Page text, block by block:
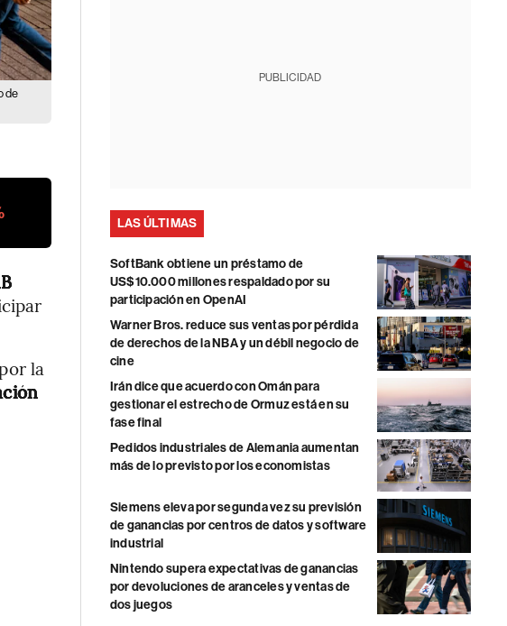
de
la
PUBLICIDAD
LAS ÚLTIMAS
SoftBank obtiene un préstamo de
US$10.000 millones respaldado por su
participación en OpenAI
Warner Bros. reduce sus ventas por pérdida
de derechos de la NBA y un débil negocio de
cine
Irán dice que acuerdo con Omán para
gestionar el estrecho de Ormuz está en su
fase final
Pedidos industriales de Alemania aumentan
más de lo previsto por los economistas
Siemens eleva por segunda vez su previsión
de ganancias por centros de datos y software
industrial
Nintendo supera expectativas de ganancias
por devoluciones de aranceles y ventas de
dos juegos